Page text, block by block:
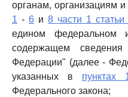
органам, организациям
1 - 6 и 8 части 1 статьи
едином федеральном
содержащем
Федерации" (далее -
указанных в пунктах
Федерального закона;